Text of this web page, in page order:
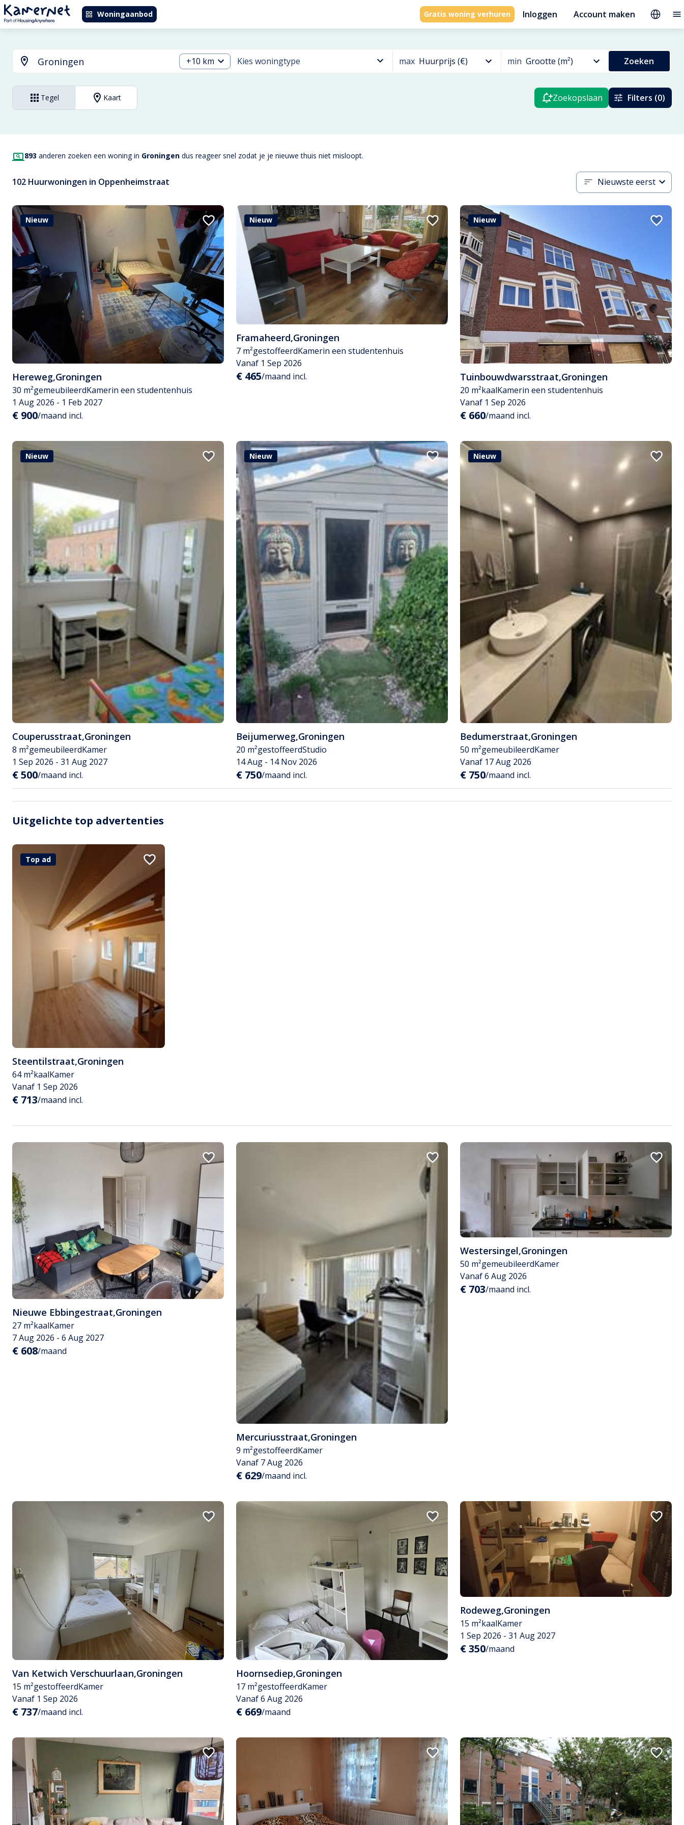
Woningaanbod Gratis woning verhuren Inloggen Account maken
+10 km Kies woningtype max Huurprijs (€) min Grootte (m²) Zoeken
Tegel Kaart Zoekopslaan Filters (0)
893 anderen zoeken een woning in Groningen dus reageer snel zodat je je nieuwe thuis niet misloopt.
102 Huurwoningen in Oppenheimstraat Nieuwste eerst
Nieuw
Hereweg,Groningen
30 m²gemeubileerdKamerin een studentenhuis
1 Aug 2026 - 1 Feb 2027
€ 900/maand incl.
Nieuw
Framaheerd,Groningen
7 m²gestoffeerdKamerin een studentenhuis
Vanaf 1 Sep 2026
€ 465/maand incl.
Nieuw
Tuinbouwdwarsstraat,Groningen
20 m²kaalKamerin een studentenhuis
Vanaf 1 Sep 2026
€ 660/maand incl.
Nieuw
Couperusstraat,Groningen
8 m²gemeubileerdKamer
1 Sep 2026 - 31 Aug 2027
€ 500/maand incl.
Nieuw
Beijumerweg,Groningen
20 m²gestoffeerdStudio
14 Aug - 14 Nov 2026
€ 750/maand incl.
Nieuw
Bedumerstraat,Groningen
50 m²gemeubileerdKamer
Vanaf 17 Aug 2026
€ 750/maand incl.
Uitgelichte top advertenties
Top ad
Steentilstraat,Groningen
64 m²kaalKamer
Vanaf 1 Sep 2026
€ 713/maand incl.
Nieuwe Ebbingestraat,Groningen
27 m²kaalKamer
7 Aug 2026 - 6 Aug 2027
€ 608/maand
Mercuriusstraat,Groningen
9 m²gestoffeerdKamer
Vanaf 7 Aug 2026
€ 629/maand incl.
Westersingel,Groningen
50 m²gemeubileerdKamer
Vanaf 6 Aug 2026
€ 703/maand incl.
Van Ketwich Verschuurlaan,Groningen
15 m²gestoffeerdKamer
Vanaf 1 Sep 2026
€ 737/maand incl.
Hoornsediep,Groningen
17 m²gestoffeerdKamer
Vanaf 6 Aug 2026
€ 669/maand
Rodeweg,Groningen
15 m²kaalKamer
1 Sep 2026 - 31 Aug 2027
€ 350/maand